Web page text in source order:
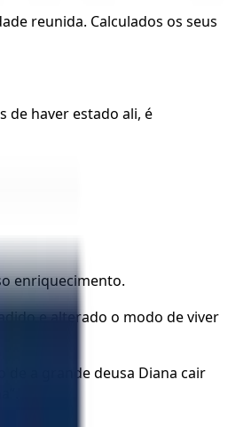
reunida. Calculados os seus
de haver estado ali, é
enriquecimento.
e alterado o modo de viver
de a grande deusa Diana cair